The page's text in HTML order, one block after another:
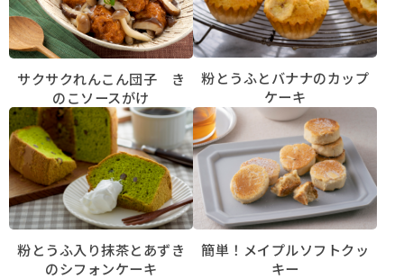
サクサクれんこん団子 き
のこソースがけ
粉とうふとバナナのカップ
ケーキ
粉とうふ入り抹茶とあずき
のシフォンケーキ
簡単！メイプルソフトクッ
キー